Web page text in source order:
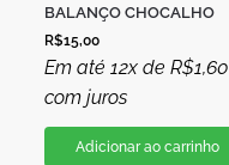
BALANÇO CHOCALHO
R$15,00
Em até 12x de R$1,60
com juros
Adicionar ao carrinho